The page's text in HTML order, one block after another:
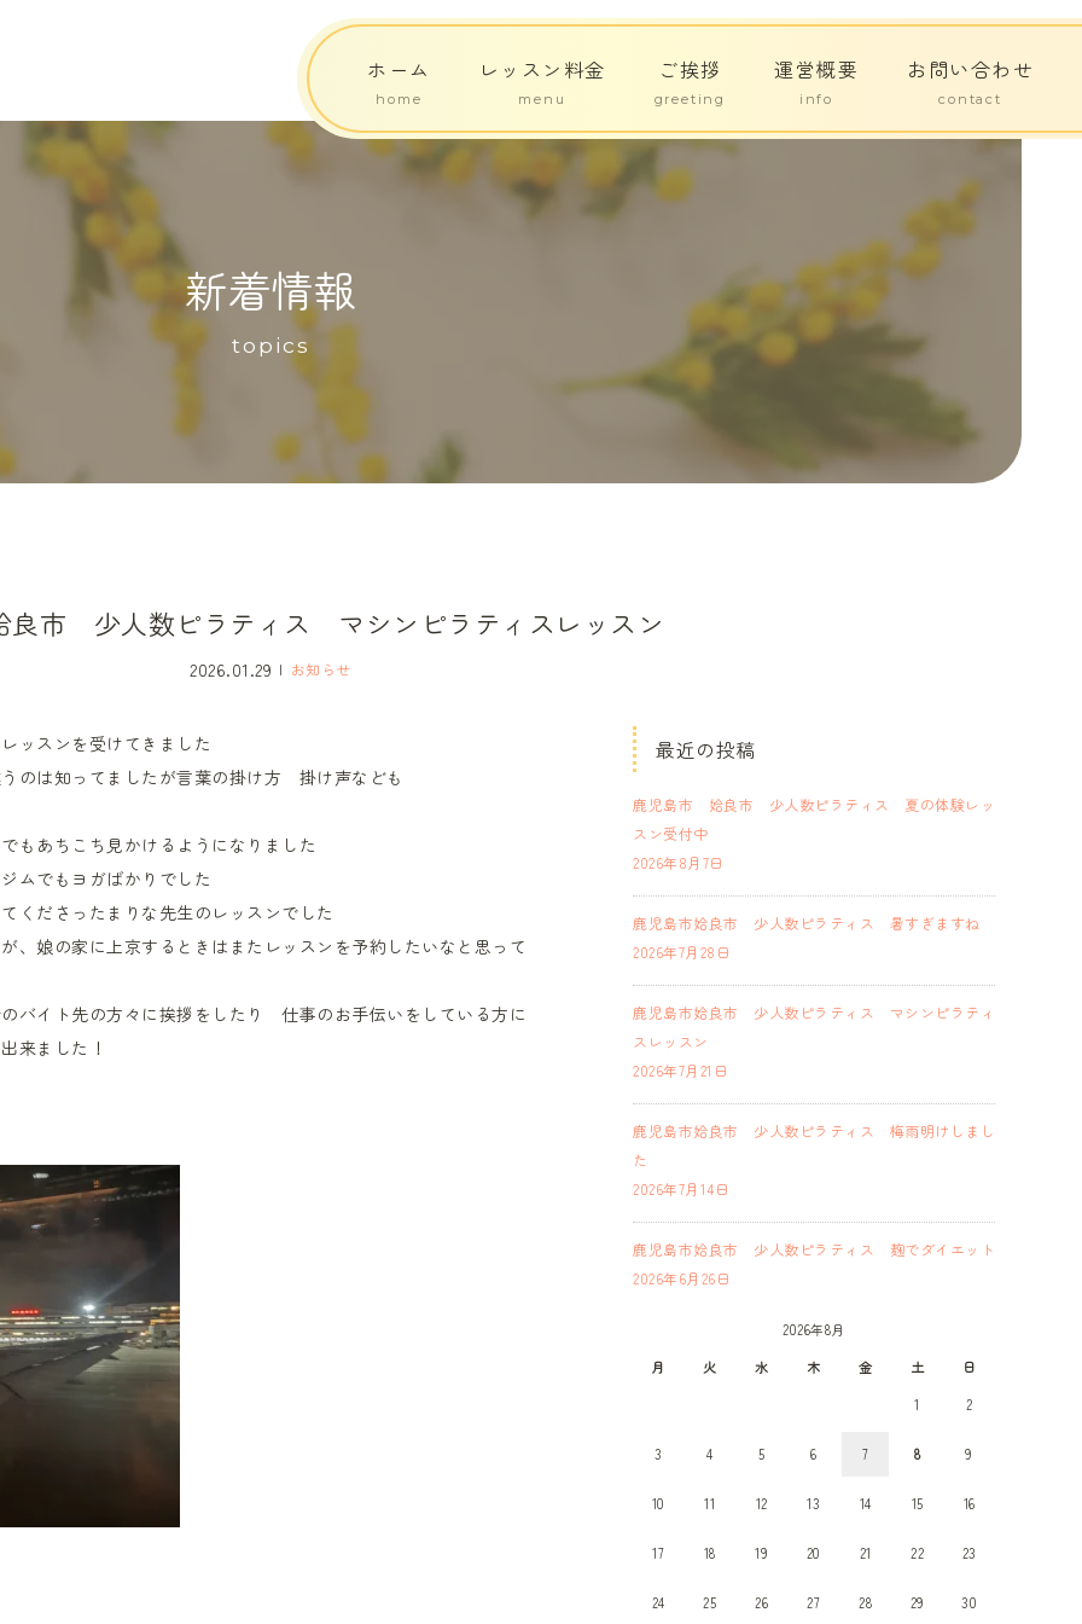
ホーム レッスン料金 ご挨拶 運営概要 お問い合わせ
新着情報
topics
良市 少人数ピラティス マシンピラティスレッスン
2026.01.29 お知らせ
ッスンを受けてきました
のは知ってましたが言葉の掛け方 掛け声なども
もあちこち見かけるようになりました
ムでもヨガばかりでした
くださったまりな先生のレッスンでした
、娘の家に上京するときはまたレッスンを予約したいなと思って
バイト先の方々に挨拶をしたり 仕事のお手伝いをしている方に
来ました！
最近の投稿
鹿児島市 姶良市 少人数ピラティス 夏の体験レッ
スン受付中
2026年8月7日
鹿児島市姶良市 少人数ピラティス 暑すぎますね
2026年7月28日
鹿児島市姶良市 少人数ピラティス マシンピラティ
スレッスン
2026年7月21日
鹿児島市姶良市 少人数ピラティス 梅雨明けしまし
た
2026年7月14日
鹿児島市姶良市 少人数ピラティス 麹でダイエット
2026年6月26日
2026年8月
月
火 水 木 金 土
日
1
2
3 4 5 6 7 8 9
10 11 12 13 14 15 16
17 18 19 20 21 22 23
24 25 26 27 28 29 30